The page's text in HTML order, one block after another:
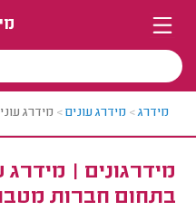
מידרג> מידרג עונים> מידרג
מידרגונים |
בתחום חברות